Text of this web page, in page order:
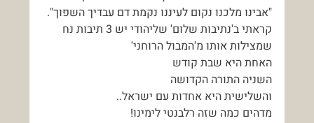
"אבינו מלכנו נקום לעיננו נקמת דם עבדיך השפוך".
קראתי ב'נתיבות שלום' שליהודי יש 3 תיבות נח
שמצילות אותו מ'המבול הרוחני'
האחת היא שבת קודש
השניה התורה הקדושה
והשלישית היא אחדות עם ישראל..
מדהים כמה שזה רלבנטי לימינו!